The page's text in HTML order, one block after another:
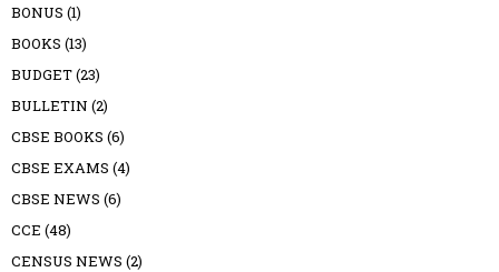
BONUS (1)
BOOKS (13)
BUDGET(23)
BULLETIN (2)
CBSE BOOKS (6)
CBSE EXAMS (4)
CBSE NEWS (6)
CCE (48)
CENSUS NEWS (2)